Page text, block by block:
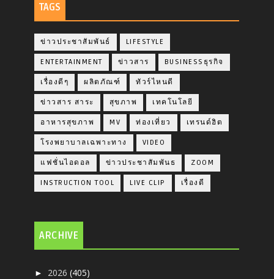
TAGS
ข่าวประชาสัมพันธ์ LIFESTYLE
ENTERTAINMENT ข่าวสาร BUSINESSธุรกิจ
เรื่องดีๆ ผลิตภัณฑ์ ทัวร์ไหนดี
ข่าวสาร สาระ สุขภาพ เทคโนโลยี
อาหารสุขภาพ MV ท่องเที่ยว เทรนด์ฮิต
โรงพยาบาลเฉพาะทาง VIDEO
แฟชั่นไอดอล ข่าวประชาสัมพันธ ZOOM
INSTRUCTION TOOL LIVE CLIP เรื่องดี
ARCHIVE
► 2026(405)